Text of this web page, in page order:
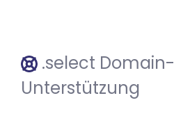
.select Domain-
Unterstützung